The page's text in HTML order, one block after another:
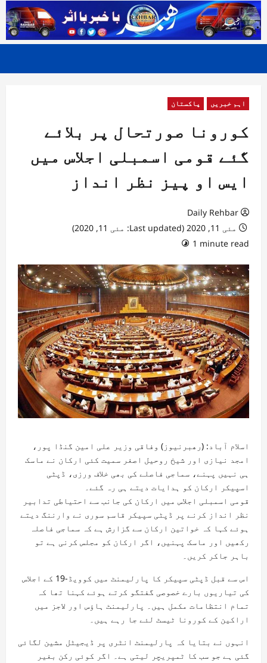
اہم خبریں پاکستان
کورونا صورتحال پر بلائے
گئے قومی اسمبلی اجلاس میں
ایس او پیز نظر انداز
Daily Rehbar
مئی 11, 2020 (Last updated: مئی 11, 2020)
1 minute read
اسلام آباد: (رھبرنیوز) وفاقی وزیر علی امین گنڈا پور،
امجد نیازی اور شیخ روحیل اصغر سمیت کئی ارکان نے ماسک
ہی نہیں پہنے، سماجی فاصلے کی بھی خلاف ورزی، ڈپٹی
اسپیکر ارکان کو ہدایات دیتے ہی رہ گئے۔
قومی اسمبلی اجلاس میں ارکان کی جانب سے احتیاطی تدابیر
نظر انداز کرنے پر ڈپٹی سپیکر قاسم سوری نے وارننگ دیتے
ہوئے کہا کہ خواتین ارکان سے گزارش ہے کہ سماجی فاصلہ
رکھیں اور ماسک پہنیں، اگر ارکان کو مجلس کرنی ہے تو
باہر جاکر کریں۔
اس سے قبل ڈپٹی سپیکر کا پارلیمنٹ میں کوویڈ-19 کے اجلاس
کی تیاریوں بارے خصوصی گفتگو کرتے ہوئے کہنا تھا کہ
تمام انتظامات مکمل ہیں۔ پارلیمنٹ ہاؤس اور لاجز میں
اراکین کے کورونا ٹیسٹ لئے جا رہے ہیں۔
انہوں نے بتایا کہ پارلیمنٹ انٹری پر ڈیجیٹل مشین لگائی
گئی ہے جو سب کا ٹمپریچر لیتی ہے۔ اگر کوئی رکن بغیر